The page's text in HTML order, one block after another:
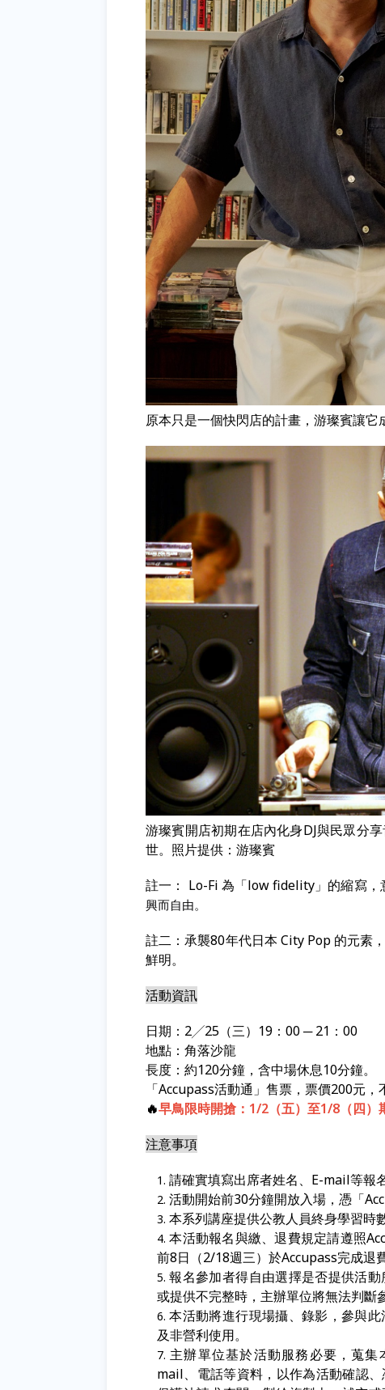
原本只是一個快閃店的計畫，游璨賓讓
游璨賓開店初期在店內化身DJ與民眾分
世。照片提供：游璨賓
註一： Lo-Fi 為「low fidelity」的縮寫，
興而自由。
註二：承襲80年代日本 City Pop 的元素
鮮明。
活動資訊
日期：2╱25（三）19：00 ─ 21：00
地點：角落沙龍
長度：約120分鐘，含中場休息10分鐘。
「Accupass活動通」售票，票價200元，
🔥早鳥限時開搶：1/2（五）至1/8（四）
注意事項
請確實填寫出席者姓名、 E-mail等報
活動開始前30分鐘開放入場，憑「
本系列講座提供公教人員終身學習時
本活動報名與繳、退費規定請遵照
前8日（2/18週三）於Accupass完成退
報名參加者得自由選擇是否提供活
或提供不完整時，主辦單位將無法判斷
本活動將進行現場攝、錄影，參與
及非營利使用。
主辦單位基於活動服務必要，蒐集
mail、電話等資料，以作為活動確認